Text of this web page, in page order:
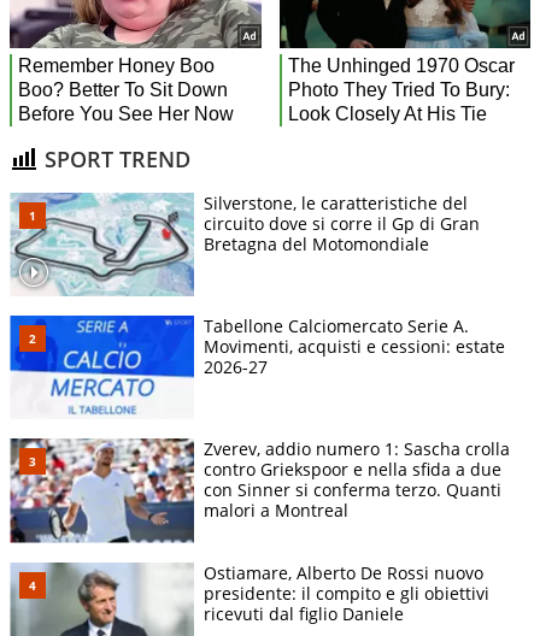
SPORT TREND
Silverstone, le caratteristiche del
circuito dove si corre il Gp di Gran
Bretagna del Motomondiale
Tabellone Calciomercato Serie A.
Movimenti, acquisti e cessioni: estate
2026-27
Zverev, addio numero 1: Sascha crolla
contro Griekspoor e nella sfida a due
con Sinner si conferma terzo. Quanti
malori a Montreal
Ostiamare, Alberto De Rossi nuovo
presidente: il compito e gli obiettivi
ricevuti dal figlio Daniele